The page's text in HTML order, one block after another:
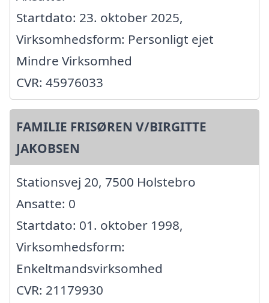
Startdato: 23. oktober 2025,
Virksomhedsform: Personligt ejet
Mindre Virksomhed
CVR: 45976033
FAMILIE FRISØREN V/BIRGITTE
JAKOBSEN
Stationsvej 20, 7500 Holstebro
Ansatte: 0
Startdato: 01. oktober 1998,
Virksomhedsform:
Enkeltmandsvirksomhed
CVR: 21179930